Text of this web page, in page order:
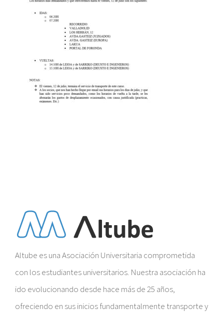
Altube es una Asociación Universitaria comprometida
con los estudiantes universitarios. Nuestra asociación ha
ido evolucionando desde hace más de 25 años,
ofreciendo en sus inicios fundamentalmente transporte y